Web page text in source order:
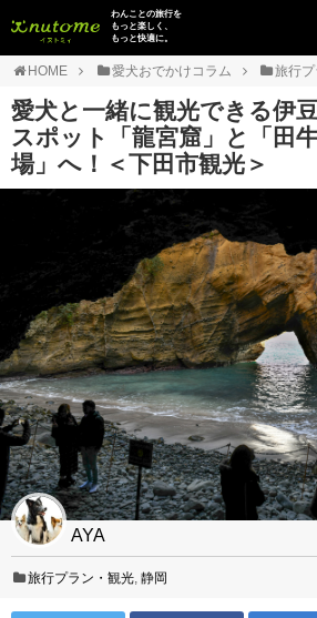
イヌトミィ
わんことの旅行を
もっと楽しく、
もっと快適に。
HOME 愛犬おでかけコラム 旅行
愛犬と一緒に観光できる伊
スポット「龍宮窟」と「田
場」へ！＜下田市観光＞
AYA
旅行プラン・観光,静岡